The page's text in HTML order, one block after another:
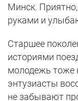
Минск.
руками и
Старшее
историями
молодежь тоже
энтузиасты
не забывают